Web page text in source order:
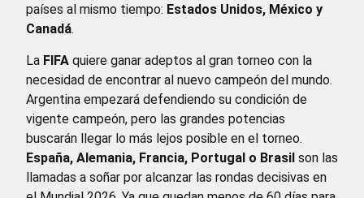
países al mismo tiempo: Estados Unidos, México y
Canadá.
La FIFA quiere ganar adeptos al gran torneo con la
necesidad de encontrar al nuevo campeón del mundo.
Argentina empezará defendiendo su condición de
vigente campeón, pero las grandes potencias
buscarán llegar lo más lejos posible en el torneo.
España, Alemania, Francia, Portugal o Brasil son las
llamadas a soñar por alcanzar las rondas decisivas en